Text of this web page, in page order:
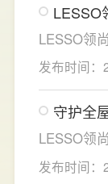
LESSO
菌，构
LESSO领
系统与稀
提供了一
方案。
发布时间：
守护全
置过滤
LESSO领
量、40微
智能水压
发布时间：